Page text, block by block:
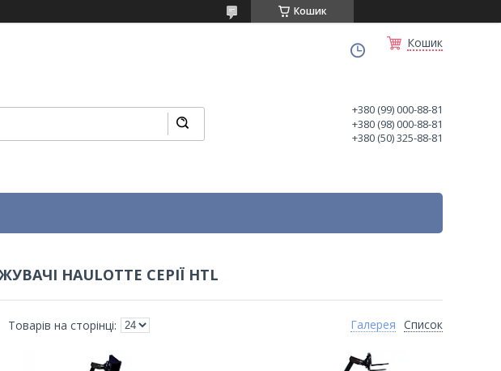
Кошик
Кошик
+380 (99) 000-88-81
+380 (98) 000-88-81
+380 (50) 325-88-81
HAULOTTE СЕРІЇ HTL
Галерея Список